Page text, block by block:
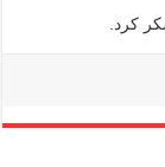
کرد.